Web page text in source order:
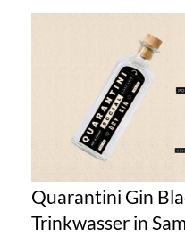
Quarantini Gin
Trinkwasser in